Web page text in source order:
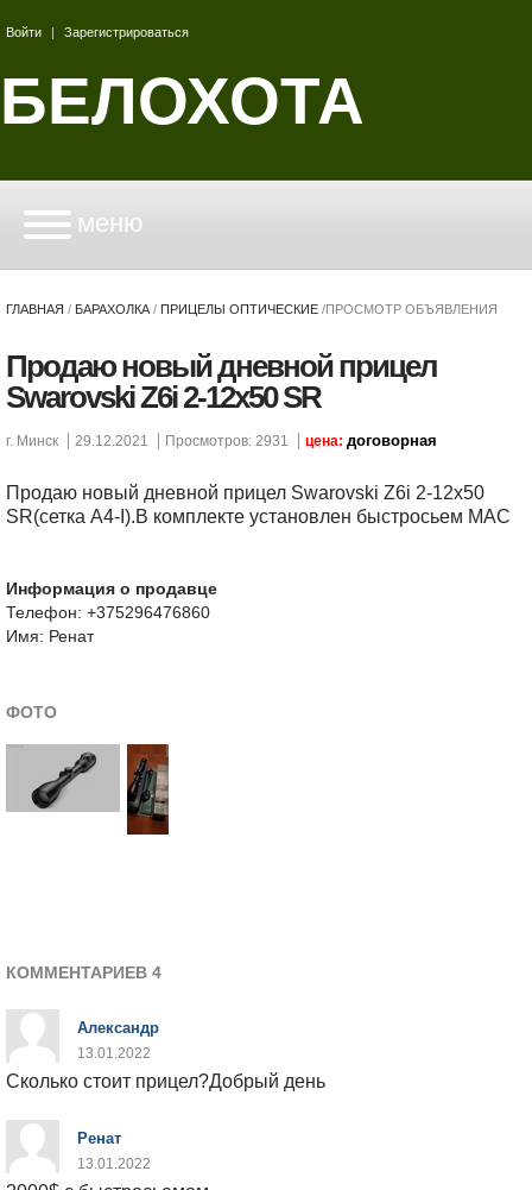
Войти | Зарегистрироваться
БЕЛОХОТА
меню
ГЛАВНАЯ / БАРАХОЛКА / ПРИЦЕЛЫ ОПТИЧЕСКИЕ /ПРОСМОТР ОБЪЯВЛЕНИЯ
Продаю новый дневной прицел
Swarovski Z6i 2-12x50 SR
г. Минск 29.12.2021 Просмотров: 2931 цена: договорная
Продаю новый дневной прицел Swarovski Z6i 2-12x50
SR(сетка A4-I).В комплекте установлен быстросьем MAC
Информация о продавце
Телефон: +375296476860
Имя: Ренат
ФОТО
КОММЕНТАРИЕВ 4
Александр
13.01.2022
Сколько стоит прицел?Добрый день
Ренат
13.01.2022